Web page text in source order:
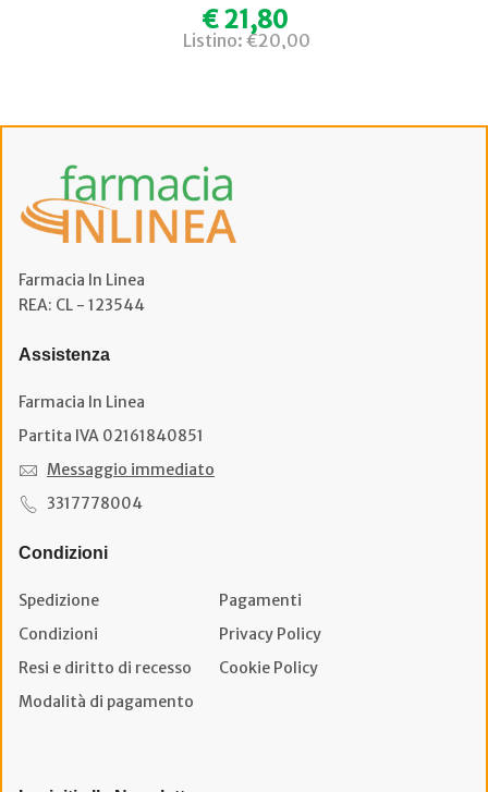
€ 21,80
Listino: €20,00
Farmacia In Linea
REA: CL - 123544
Assistenza
Farmacia In Linea
Partita IVA 02161840851
Messaggio immediato
3317778004
Condizioni
Spedizione
Pagamenti
Condizioni
Privacy Policy
Resi e diritto di recesso
Cookie Policy
Modalità di pagamento